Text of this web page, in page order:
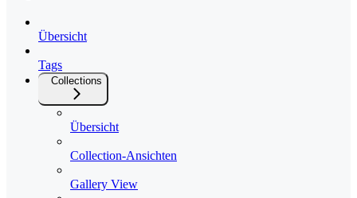
Übersicht
Tags
Collections
Übersicht
Collection-Ansichten
Gallery View